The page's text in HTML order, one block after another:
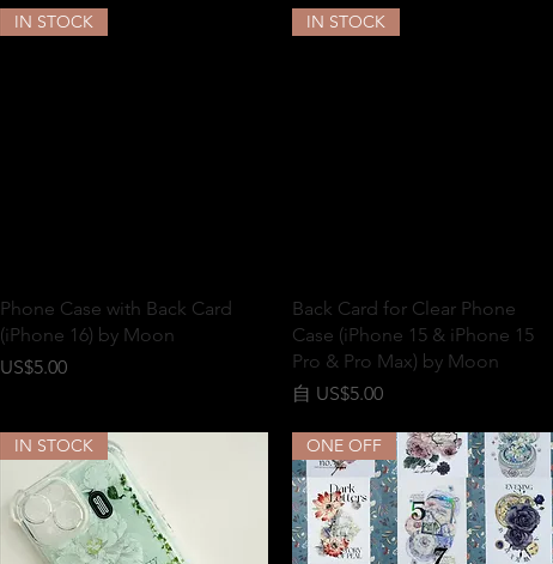
快速瀏覽
IN STOCK
Phone Case with Back Card
(iPhone 16) by Moon
價格
US$5.00
快速瀏覽
IN STOCK
Back Card for Clear Phone
Case (iPhone 15 & iPhone 15
Pro & Pro Max) by Moon
自 US$5.00
促銷價格
IN STOCK ONE OFF